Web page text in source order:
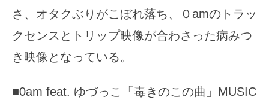
さ、オタクぶりがこぼれ落ち、０amのトラッ
クセンスとトリップ映像が合わさった病みつ
き映像となっている。
■0am feat. ゆづっこ「毒きのこの曲」MUSIC